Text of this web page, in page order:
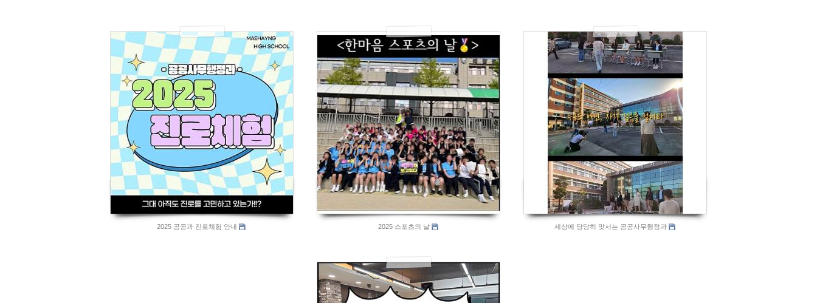
1015
2025 공공과 진로체험 안내
839
2025 스포츠의 날 세상에 당당히 맞서는 공공사무행정과
908